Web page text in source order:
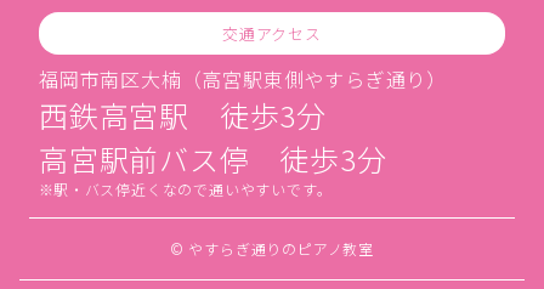
交通アクセス
福岡市南区大楠（高宮駅東側やすらぎ通り）
西鉄高宮駅 徒歩3分
高宮駅前バス停 徒歩3分
駅・バス停近くなので通いやすいです。
© やすらぎ通りのピアノ教室